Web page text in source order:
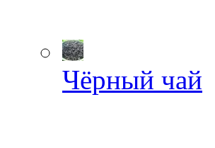
Чёрный чай